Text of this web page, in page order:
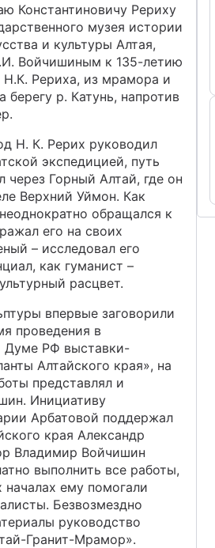
Константиновичу Рериху
музея истории
и культуры Алтая,
Войчишиным к 135-летию
Рериха, из мрамора и
берегу р. Катунь, напротив
Н. К. Рерих руководил
экспедицией, путь
через Горный Алтай, где он
Верхний Уймон. Как
обращался к
его на своих
– исследовал его
как гуманист –
расцвет.
впервые заговорили
проведения в
Думе РФ выставки-
Алтайского края», на
представлял и
Инициативу
Арбатовой поддержал
края Александр
Владимир Войчишин
выполнить все работы,
ему помогали
Безвозмездно
руководство
Гранит-Мрамор».